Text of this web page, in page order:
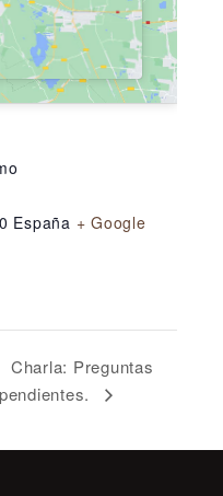
España + Google
Charla: Preguntas
pendientes.